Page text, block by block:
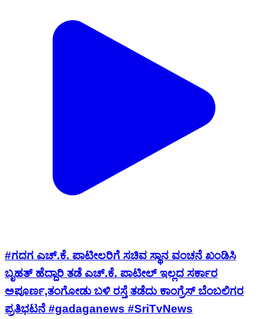
#ಗದಗ ಎಚ್.ಕೆ. ಪಾಟೀಲರಿಗೆ ಸಚಿವ ಸ್ಥಾನ ವಂಚನೆ ಖಂಡಿಸಿ
ಬೃಹತ್ ಹೆದ್ದಾರಿ ತಡೆ ಎಚ್.ಕೆ. ಪಾಟೀಲ್ ಇಲ್ಲದ ಸರ್ಕಾರ
ಅಪೂರ್ಣ,ತಂಗೋಡು ಬಳಿ ರಸ್ತೆ ತಡೆದು ಕಾಂಗ್ರೆಸ್ ಬೆಂಬಲಿಗರ
ಪ್ರತಿಭಟನೆ #gadaganews #SriTvNews